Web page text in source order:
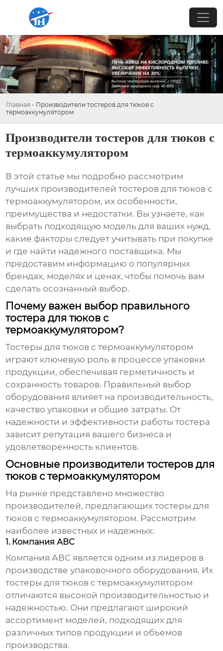
Главная - Производители тостеров для тюков с
термоаккумулятором
Производители тостеров для тюков с
термоаккумулятором
В этой статье мы подробно рассмотрим
лучших производителей тостеров для тюков с
термоаккумулятором, их особенности,
преимущества и недостатки. Вы узнаете, как
выбрать подходящую модель для ваших нужд,
какие факторы следует учитывать при покупке
и где найти надежного поставщика. Мы
предоставим информацию о популярных
брендах, моделях и ценах, чтобы помочь вам
сделать осознанный выбор.
Почему важен выбор правильного
тостера для тюков с
термоаккумулятором?
Тостеры для тюков с термоаккумулятором
играют ключевую роль в процессе упаковки
продукции, обеспечивая герметичность и
сохранность товаров. Правильный выбор
оборудования влияет на производительность,
качество упаковки и общие затраты. От
надежности и эффективности работы тостера
зависит репутация вашего бизнеса и
удовлетворенность клиентов.
Основные производители тостеров для
тюков с термоаккумулятором
На рынке представлено множество
производителей, предлагающихтостеры для
тюков с термоаккумулятором. Рассмотрим
наиболее известных и надежных:
1. Компания АВС
Компания АВС является одним из лидеров в
производстве упаковочного оборудования. Их
тостеры для тюков с термоаккумулятором
отличаются высокой производительностью и
надежностью. Они предлагают широкий
ассортимент моделей, подходящих для
различных типов продукции и объемов
производства.